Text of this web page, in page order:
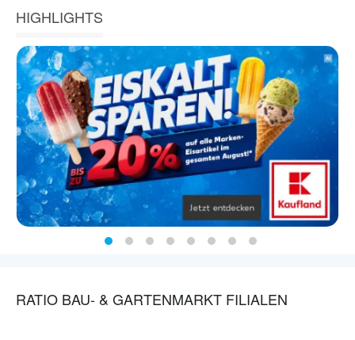
HIGHLIGHTS
RATIO BAU- & GARTENMARKT FILIALEN